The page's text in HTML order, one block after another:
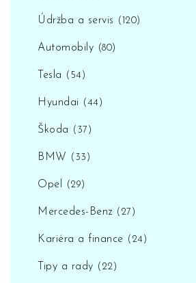
Údržba a servis (120)
Automobily (80)
Tesla (54)
Hyundai (44)
Škoda (37)
BMW (33)
Opel (29)
Mercedes-Benz (27)
Kariéra a finance (24)
Tipy a rady (22)